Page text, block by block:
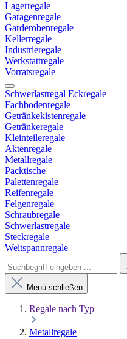
Lagerregale
Garagenregale
Garderobenregale
Kellerregale
Industrieregale
Werkstattregale
Vorratsregale
Schwerlastregal Eckregale
Fachbodenregale
Getränkekistenregale
Getränkeregale
Kleinteileregale
Aktenregale
Metallregale
Packtische
Palettenregale
Reifenregale
Felgenregale
Schraubregale
Schwerlastregale
Steckregale
Weitspannregale
Menü schließen
Regale nach Typ
Metallregale